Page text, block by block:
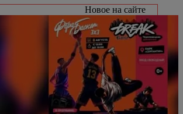
Новое на сайте